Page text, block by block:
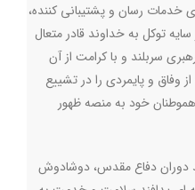
خدمات رسان و پشتیبانی کننده،
توکل به خداوند قادر متعال
سربلند و با کرامت از آن
وفاق و پایمردی را در تشییع
هموطنان خود به منصه ظهور
دوران دفاع مقدس، دوشادوش